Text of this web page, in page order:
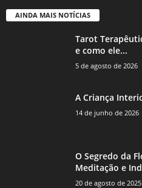
AINDA MAIS NOTÍCIAS
Tarot
e como ele...
5 de agosto de 2026
A Criança
14 de junho de 2026
O Segredo da
Meditação e
20 de agosto de 2025